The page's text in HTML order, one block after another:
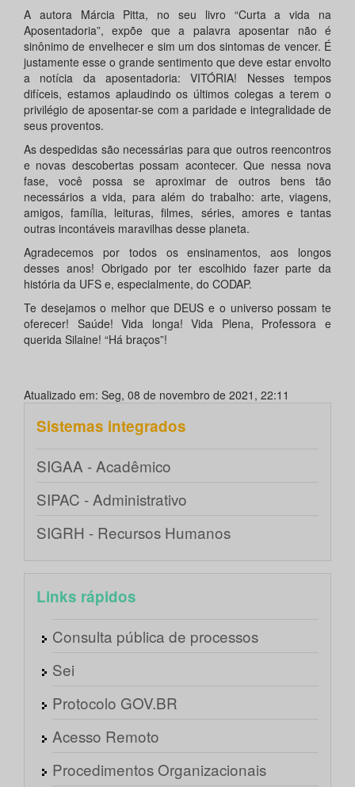
A autora Márcia Pitta, no seu livro “Curta a vida na
Aposentadoria”, expõe que a palavra aposentar não é
sinônimo de envelhecer e sim um dos sintomas de vencer. É
justamente esse o grande sentimento que deve estar envolto
a notícia da aposentadoria: VITÓRIA! Nesses tempos
difíceis, estamos aplaudindo os últimos colegas a terem o
privilégio de aposentar-se com a paridade e integralidade de
seus proventos.
As despedidas são necessárias para que outros reencontros
e novas descobertas possam acontecer. Que nessa nova
fase, você possa se aproximar de outros bens tão
necessários a vida, para além do trabalho: arte, viagens,
amigos, família, leituras, filmes, séries, amores e tantas
outras incontáveis maravilhas desse planeta.
Agradecemos por todos os ensinamentos, aos longos
desses anos! Obrigado por ter escolhido fazer parte da
história da UFS e, especialmente, do CODAP.
Te desejamos o melhor que DEUS e o universo possam te
oferecer! Saúde! Vida longa! Vida Plena, Professora e
querida Silaine! “Há braços”!
Atualizado em: Seg, 08 de novembro de 2021, 22:11
Sistemas integrados
SIGAA - Acadêmico
SIPAC - Administrativo
SIGRH - Recursos Humanos
Links rápidos
Consulta pública de processos
Sei
Protocolo GOV.BR
Acesso Remoto
Procedimentos Organizacionais